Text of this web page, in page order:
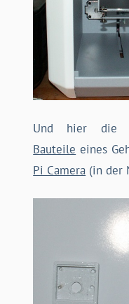
Und hier die
Bauteile eines
Pi Camera (in der